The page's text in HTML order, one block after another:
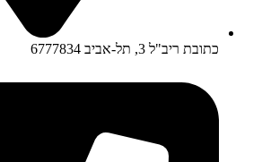
כתובת ריב"ל 3, תל-אביב 6777834